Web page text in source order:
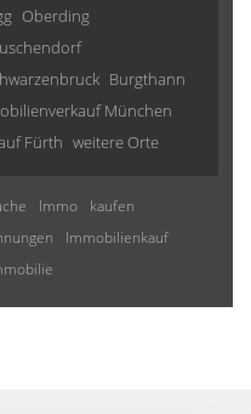
Oberding
Burgthann
München
Fürth weitere Orte
Immo
kaufen
Immobilienkauf